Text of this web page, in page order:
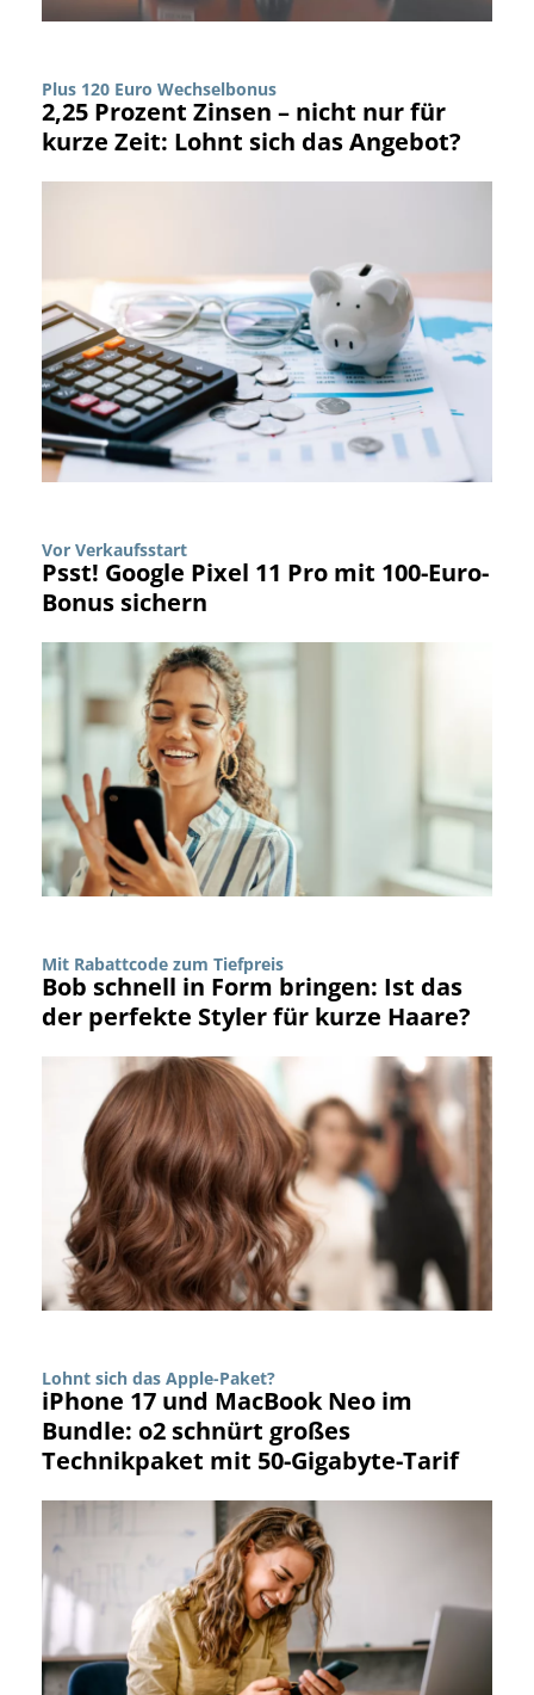
Plus 120 Euro Wechselbonus
2,25 Prozent Zinsen – nicht nur für
kurze Zeit: Lohnt sich das Angebot?
Vor Verkaufsstart
Psst! Google Pixel 11 Pro mit 100-Euro-
Bonus sichern
Mit Rabattcode zum Tiefpreis
Bob schnell in Form bringen: Ist das
der perfekte Styler für kurze Haare?
Lohnt sich das Apple-Paket?
iPhone 17 und MacBook Neo im
Bundle: o2 schnürt großes
Technikpaket mit 50-Gigabyte-Tarif